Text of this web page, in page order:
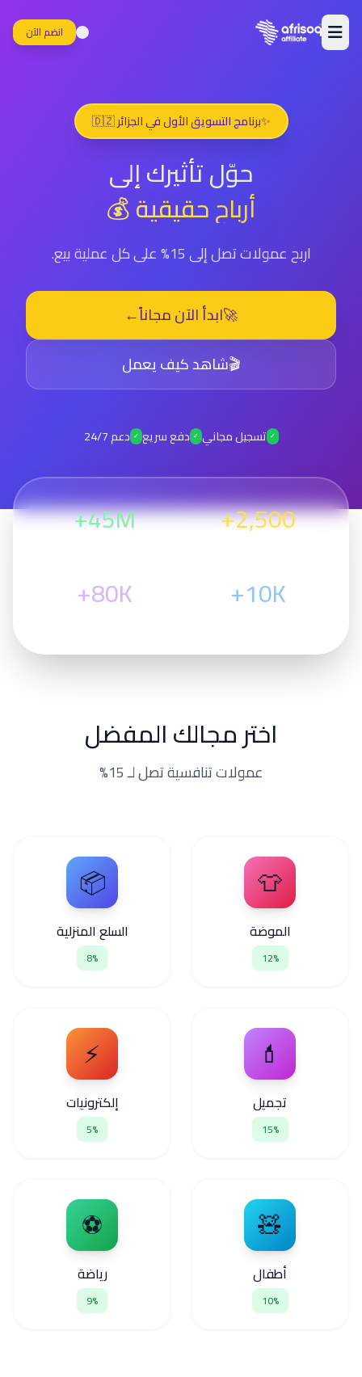
انضم الآن
✨برنامج التسويق الأول في الجزائر 🇩🇿
حوّل تأثيرك إلى
أرباح حقيقية 💰
اربح عمولات تصل إلى 15% على كل عملية بيع.
🚀ابدأ الآن مجاناً←
🎬شاهد كيف يعمل
✓ تسجيل مجاني ✓ دفع سريع ✓ دعم 24/7
2,500+
45M+
10K+
80K+
اختر مجالك المفضل
عمولات تنافسية تصل لـ 15%
👕
الموضة
12%
📦
السلع المنزلية
8%
💄
تجميل
15%
⚡
إلكترونيات
5%
🧸
أطفال
10%
⚽
رياضة
9%